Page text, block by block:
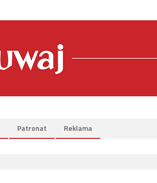
Patronat Reklama